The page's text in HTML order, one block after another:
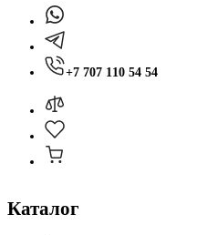
+7 707 110 54 54
Каталог